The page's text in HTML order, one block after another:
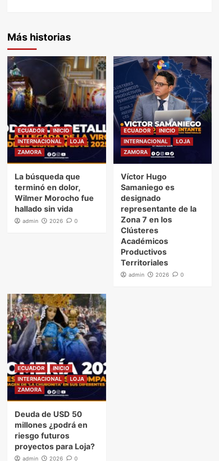
Más historias
ECUADOR
INICIO
INTERNACIONAL
LOJA
ZAMORA
La búsqueda que
terminó en dolor,
Wilmer Morocho fue
hallado sin vida
admin 2026 0
ECUADOR
INICIO
INTERNACIONAL
LOJA
ZAMORA
Víctor Hugo
Samaniego es
designado
representante de la
Zona 7 en los
Clústeres
Académicos
Productivos
Territoriales
admin 2026 0
ECUADOR
INICIO
INTERNACIONAL
LOJA
ZAMORA
Deuda de USD 50
millones ¿podrá en
riesgo futuros
proyectos para Loja?
admin 2026 0